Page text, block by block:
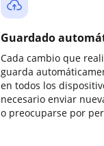
Guardado
Cada cambio que
guarda
en todos los
necesario enviar
o preocuparse por